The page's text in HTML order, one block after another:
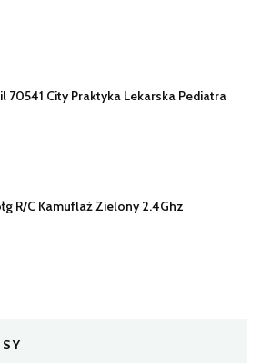
70541 City Praktyka Lekarska Pediatra
R/C Kamuflaż Zielony 2.4Ghz